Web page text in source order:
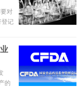
对
登记
的